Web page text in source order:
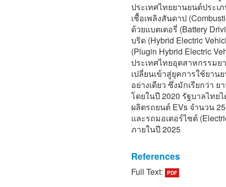
ประเทศไทยยานยนต์ประเ
เชื้อเพลิงสันดาป
ด้วยแบตเตอรี่ (Battery
บริด (Hybrid Electric
(Plugin Hybrid Electric
ประเทศไทยอุตสาหกรรมย
เปลี่ยนเข้าสู่ยุคการใช้ยาน
อย่างเดียว ซึ่งมักเรียกว่า
โดยในปี 2020 รัฐบาลไทย
ผลิตรถยนต์ EVs จำนวน
และรถมอเตอร์ไซต์
ภายในปี 2025
References
[1] Thailand Board of
Full Text: PDF